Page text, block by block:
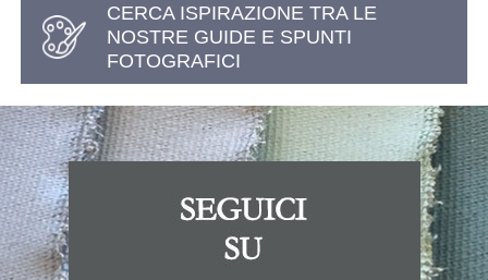
CERCA ISPIRAZIONE TRA LE
NOSTRE GUIDE E SPUNTI
FOTOGRAFICI